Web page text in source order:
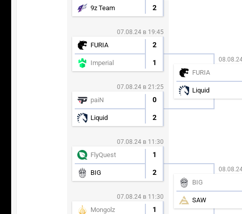
9z Team 2
07.08.24 в 19:45
FURIA 2
Imperial 1
07.08.24 в 21:25
paiN 0
Liquid 2
07.08.24 в 11:30
FlyQuest 1
BIG 2
07.08.24 в 11:30
Mongolz 1
FURIA
Liquid
BIG
SAW